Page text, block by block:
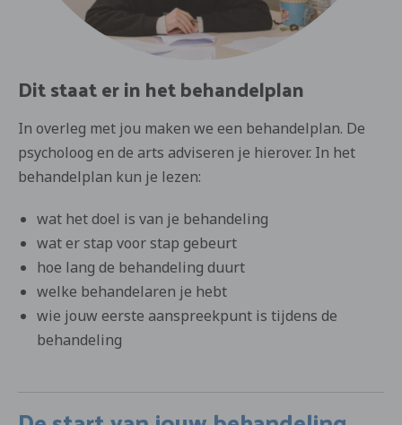
Dit staat er in het behandelplan
In overleg met jou maken we een behandelplan. De
psycholoog en de arts adviseren je hierover. In het
behandelplan kun je lezen:
wat het doel is van je behandeling
wat er stap voor stap gebeurt
hoe lang de behandeling duurt
welke behandelaren je hebt
wie jouw eerste aanspreekpunt is tijdens de
behandeling